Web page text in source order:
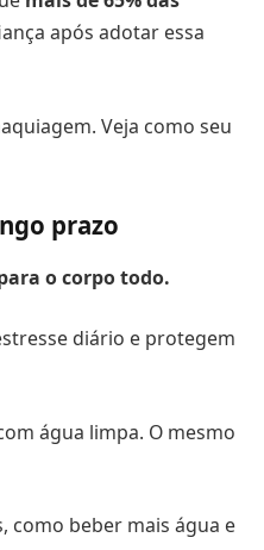
após adotar essa
Veja como seu
prazo
o corpo todo.
diário e protegem
água limpa. O mesmo
como beber mais água e